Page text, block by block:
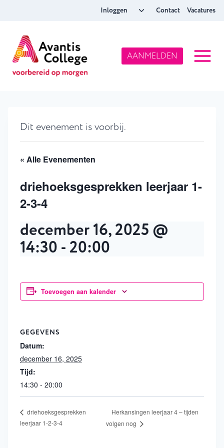
inhoud
Inloggen
ToggleContact Vacatures
AANMELDEN
Dit evenement is voorbij.
« Alle Evenementen
driehoeksgesprekken leerjaar 1-
2-3-4
december 16, 2025 @
14:30 - 20:00
Toevoegen aan kalender
GEGEVENS
Datum:
december 16, 2025
Tijd:
14:30 - 20:00
driehoeksgesprekken
leerjaar 1-2-3-4
Herkansingen leerjaar 4 – tijden
volgen nog